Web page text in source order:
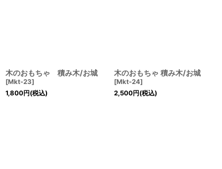
木のおもちゃ 積み木/お城
[Mkt-23]
1,800円(税込)
木のおもちゃ 積み木/お城
[Mkt-24]
2,500円(税込)